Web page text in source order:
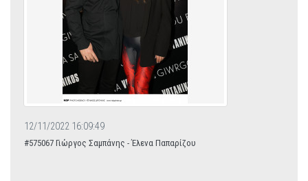
12/11/2022 16:09:49
#575067 Γιώργος Σαμπάνης - Έλενα Παπαρίζου